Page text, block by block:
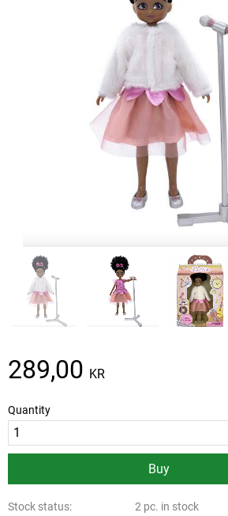
289,00 KR
Quantity
Buy
Stock status
2 pc. in stock